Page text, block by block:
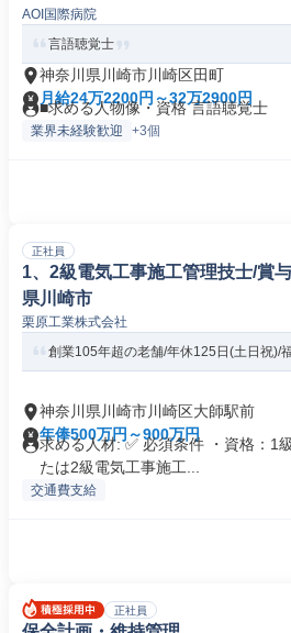
AOI国際病院
言語聴覚士
神奈川県川崎市川崎区田町
月給24万2200円～32万2900円
■求める人物像・資格 言語聴覚士
業界未経験歓迎 +3個
正社員
1、2級電気工事施工管理技士/賞
県川崎市
栗原工業株式会社
創業105年超の老舗/年休125日(土日祝)/
神奈川県川崎市川崎区大師駅前
年俸500万円～900万円
求める人材: ✅ 必須条件 ・資格：1
たは2級電気工事施工...
交通費支給
正社員